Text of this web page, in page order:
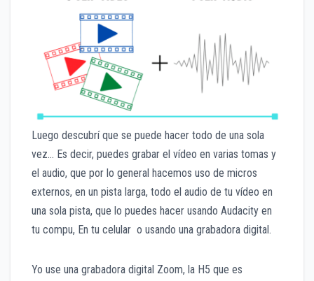
Luego descubrí que se puede hacer todo de una sola
vez… Es decir, puedes grabar el vídeo en varias tomas y
el audio, que por lo general hacemos uso de micros
externos, en un pista larga, todo el audio de tu vídeo en
una sola pista, que lo puedes hacer usando Audacity en
tu compu, En tu celular o usando una grabadora digital.
Yo use una grabadora digital Zoom, la H5 que es